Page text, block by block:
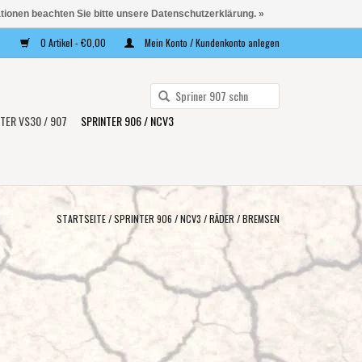
0 Artikel - €0,00 Mein Konto / Kundenkonto anlegen
verfügbare
die
VS30 / 907
SPRINTER 906 / NCV3
STARTSEITE/SPRINTER 906 / NCV3 /RÄDER /BREMSEN
beachten Sie bitte unsere Datenschutzerklärung. »